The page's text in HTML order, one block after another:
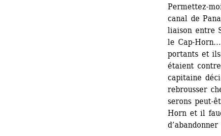
Permettez-
canal de
liaison entre
le Cap-
portants et
étaient
capitaine
rebrousser
serons peut-
Horn et il